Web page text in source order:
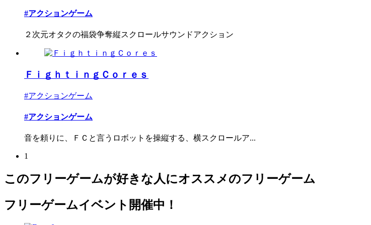
#アクションゲーム
２次元オタクの福袋争奪縦スクロールサウンドアクション
ＦｉｇｈｔｉｎｇＣｏｒｅｓ
#アクションゲーム
#アクションゲーム
音を頼りに、ＦＣと言うロボットを操縦する、横スクロールア...
1
このフリーゲームが好きな人にオススメのフリーゲーム
フリーゲームイベント開催中！